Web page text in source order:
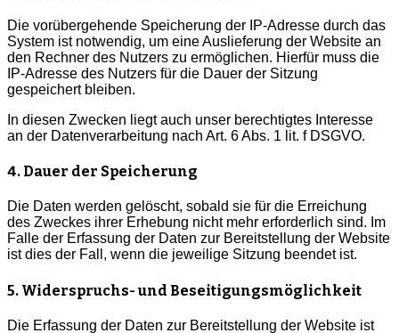
Die vorübergehende Speicherung der IP-Adresse durch das
System ist notwendig, um eine Auslieferung der Website an
den Rechner des Nutzers zu ermöglichen. Hierfür muss die
IP-Adresse des Nutzers für die Dauer der Sitzung
gespeichert bleiben.
In diesen Zwecken liegt auch unser berechtigtes Interesse
an der Datenverarbeitung nach Art. 6 Abs. 1 lit. f DSGVO.
4. Dauer der Speicherung
Die Daten werden gelöscht, sobald sie für die Erreichung
des Zweckes ihrer Erhebung nicht mehr erforderlich sind. Im
Falle der Erfassung der Daten zur Bereitstellung der Website
ist dies der Fall, wenn die jeweilige Sitzung beendet ist.
5. Widerspruchs- und Beseitigungsmöglichkeit
Die Erfassung der Daten zur Bereitstellung der Website ist